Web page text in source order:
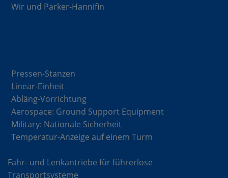
Wir und Parker-Hannifin
Pressen-Stanzen
Linear-Einheit
Abläng-Vorrichtung
Aerospace: Ground Support Equipment
Military: Nationale Sicherheit
Temperatur-Anzeige auf einem Turm
Fahr- und Lenkantriebe für führerlose
Transportsysteme